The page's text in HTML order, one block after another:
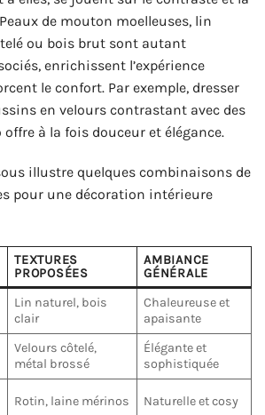
de mouton moelleuses, lin
ou bois brut sont autant
enrichissent l’expérience
le confort. Par exemple, dresser
en velours contrastant avec des
à la fois douceur et élégance.
illustre quelques combinaisons de
pour une décoration intérieure
TEXTURES
PROPOSÉES
AMBIANCE
GÉNÉRALE
Lin naturel, bois
clair
Chaleureuse et
apaisante
Velours côtelé,
métal brossé
Élégante et
sophistiquée
Rotin, laine mérinos Naturelle et cosy